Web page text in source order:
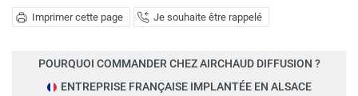
Imprimer cette page Je souhaite être rappelé
POURQUOI COMMANDER CHEZ AIRCHAUD DIFFUSION ?
ENTREPRISE FRANÇAISE IMPLANTÉE EN ALSACE